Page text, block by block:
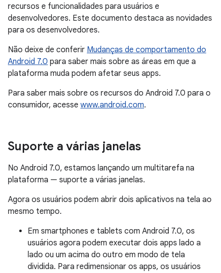
recursos e funcionalidades para usuários e
desenvolvedores. Este documento destaca as novidades
para os desenvolvedores.
Não deixe de conferir Mudanças de comportamento do
Android 7.0 para saber mais sobre as áreas em que a
plataforma muda podem afetar seus apps.
Para saber mais sobre os recursos do Android 7.0 para o
consumidor, acesse www.android.com.
Suporte a várias janelas
No Android 7.0, estamos lançando um multitarefa na
plataforma — suporte a várias janelas.
Agora os usuários podem abrir dois aplicativos na tela ao
mesmo tempo.
Em smartphones e tablets com Android 7.0, os
usuários agora podem executar dois apps lado a
lado ou um acima do outro em modo de tela
dividida. Para redimensionar os apps, os usuários